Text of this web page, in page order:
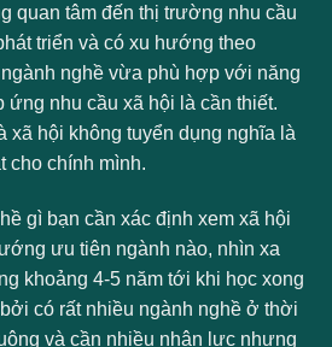
quan tâm đến thị trường nhu cầu
triển và có xu hướng theo
nghề vừa phù hợp với năng
nhu cầu xã hội là cần thiết.
xã hội không tuyển dụng nghĩa là
cho chính mình.
gì bạn cần xác định xem xã hội
ưu tiên ngành nào, nhìn xa
khoảng 4-5 năm tới khi học xong
có rất nhiều ngành nghề ở thời
và cần nhiều nhân lực nhưng